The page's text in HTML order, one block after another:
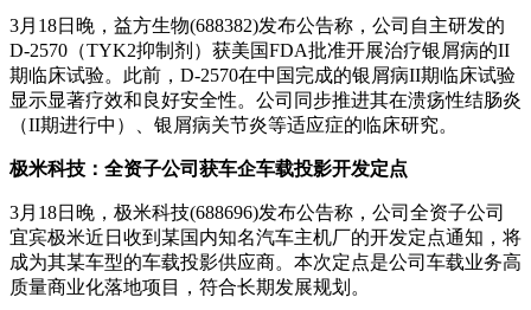
3月18日晚，益方生物(688382)发布公告称，公司自主研发的
D-2570（TYK2抑制剂）获美国FDA批准开展治疗银屑病的II
期临床试验。此前，D-2570在中国完成的银屑病II期临床试验
显示显著疗效和良好安全性。公司同步推进其在溃疡性结肠炎
（II期进行中）、银屑病关节炎等适应症的临床研究。
极米科技：全资子公司获车企车载投影开发定点
3月18日晚，极米科技(688696)发布公告称，公司全资子公司
宜宾极米近日收到某国内知名汽车主机厂的开发定点通知，将
成为其某车型的车载投影供应商。本次定点是公司车载业务高
质量商业化落地项目，符合长期发展规划。